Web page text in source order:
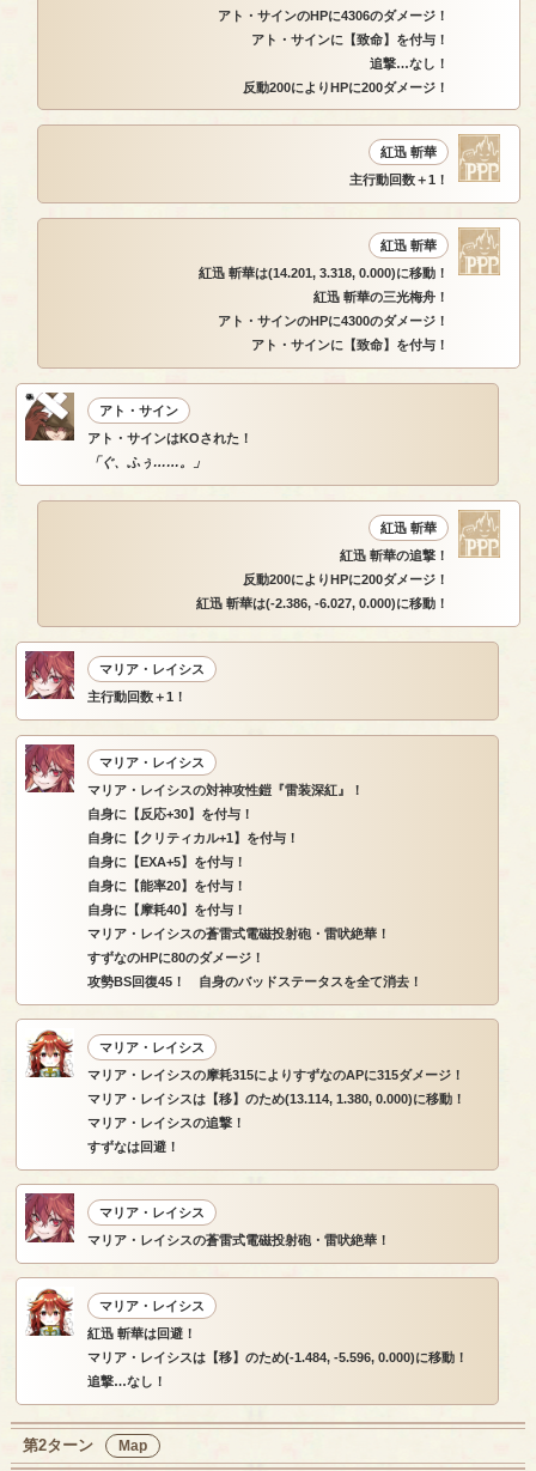
アト・サインのHPに4306のダメージ！
アト・サインに【致命】を付与！
追撃…なし！
反動200によりHPに200ダメージ！
紅迅 斬華
主行動回数＋1！
紅迅 斬華
紅迅 斬華は(14.201, 3.318, 0.000)に移動！
紅迅 斬華の三光梅舟！
アト・サインのHPに4300のダメージ！
アト・サインに【致命】を付与！
アト・サイン
アト・サインはKOされた！
「ぐ、ふぅ……。」
紅迅 斬華
紅迅 斬華の追撃！
反動200によりHPに200ダメージ！
紅迅 斬華は(-2.386, -6.027, 0.000)に移動！
マリア・レイシス
主行動回数＋1！
マリア・レイシス
マリア・レイシスの対神攻性鎧『雷装深紅』！
自身に【反応+30】を付与！
自身に【クリティカル+1】を付与！
自身に【EXA+5】を付与！
自身に【能率20】を付与！
自身に【摩耗40】を付与！
マリア・レイシスの蒼雷式電磁投射砲・雷吠絶華！
すずなのHPに80のダメージ！
攻勢BS回復45！ 自身のバッドステータスを全て消去！
マリア・レイシス
マリア・レイシスの摩耗315によりすずなのAPに315ダメージ！
マリア・レイシスは【移】のため(13.114, 1.380, 0.000)に移動！
マリア・レイシスの追撃！
すずなは回避！
マリア・レイシス
マリア・レイシスの蒼雷式電磁投射砲・雷吠絶華！
マリア・レイシス
紅迅 斬華は回避！
マリア・レイシスは【移】のため(-1.484, -5.596, 0.000)に移動！
追撃…なし！
第2ターン Map